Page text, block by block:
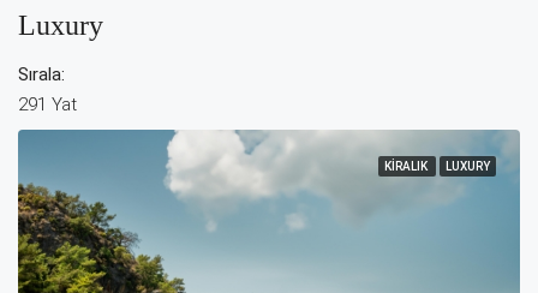
Luxury
291 Yat
Sırala:
KIRALIK LUXURY